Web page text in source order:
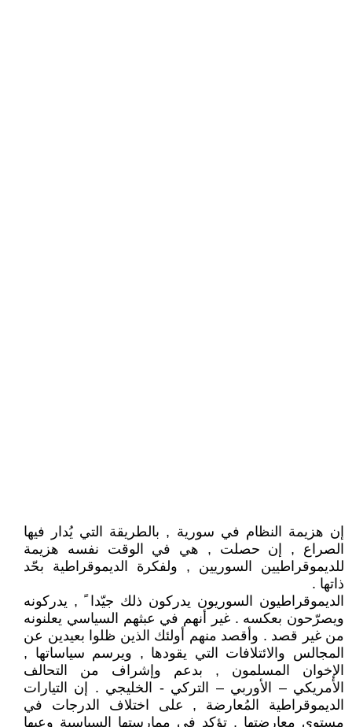
إن هزيمة النظام في سورية , بالطريقة التي يُدار فيها
الصراع , إن حصلت , هي في الوقت نفسه هزيمة
للديموقراطيين السوريين , ولفكرة الديموقراطية بحّد
ذاتها .
الديموقراطيون السوريون يدركون ذلك جيّدا ً , يدركونه
ويصرّحون بعكسه . غير أنهم في عبثهم السياسي يعلنونه
من غير قصد . وأقصد منهم أولئك الذين ظلوا بعيدين عن
المجالس والائتلافات التي يقودها , ويرسم سياساتها ,
الإخوان المسلمون , بدعم وإشراف من التحالف
الأمريكي – الأوربي – التركي - الخليجي . إن التيارات
الديموقراطية المُعارضة , على اختلاف الدرجات في
مستوى معارضتها , تؤكد في ممارستها السياسية وعيها